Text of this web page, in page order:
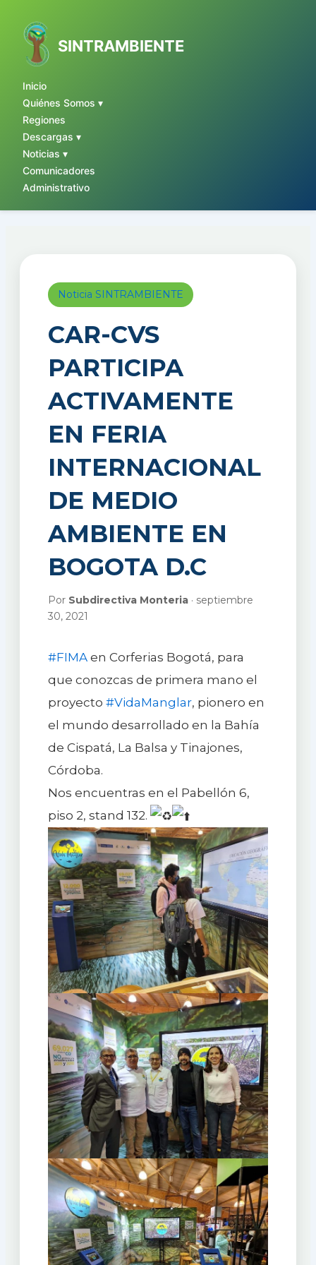
SINTRAMBIENTE
Inicio
Quiénes Somos ▾
Regiones
Descargas ▾
Noticias ▾
Comunicadores
Administrativo
contenido
Noticia SINTRAMBIENTE
CAR-CVS
PARTICIPA
ACTIVAMENTE
EN FERIA
INTERNACIONAL
DE MEDIO
AMBIENTE EN
BOGOTA D.C
Por Subdirectiva Monteria· septiembre
30, 2021
#FIMAen Corferias Bogotá, para
que conozcas de primera mano el
proyecto #VidaManglar, pionero en
el mundo desarrollado en la Bahía
de Cispatá, La Balsa y Tinajones,
Córdoba.
Nos encuentras en el Pabellón 6,
piso 2, stand 132.